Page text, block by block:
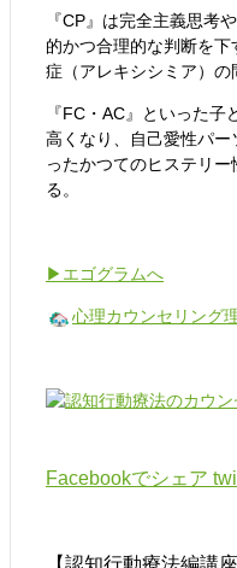
『CP』は完全主義思考
的かつ合理的な判断を
症（アレキシシミア）の
『FC・AC』といった
高くなり、自己愛性パ
ったかつてのヒステリ
る。
▶エゴグラムへ
心理カウンセリング
Facebookでシェア
【認知行動療法編講